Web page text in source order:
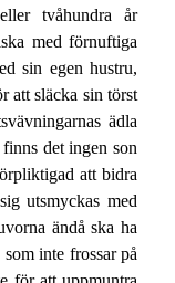
tvåhundra år
med förnuftiga
sin egen hustru,
att släcka sin törst
ädla
det ingen son
att bidra
utsmyckas med
ändå ska ha
inte frossar på